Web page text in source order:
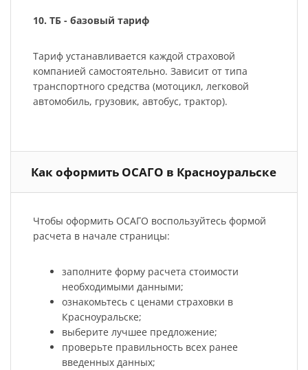
10. ТБ - базовый тариф
Тариф устанавливается каждой страховой
компанией самостоятельно. Зависит от типа
транспортного средства (мотоцикл, легковой
автомобиль, грузовик, автобус, трактор).
Как оформить ОСАГО в Красноуральске
Чтобы оформить ОСАГО воспользуйтесь формой
расчета в начале страницы:
заполните форму расчета стоимости
необходимыми данными;
ознакомьтесь с ценами страховки в
Красноуральске;
выберите лучшее предложение;
проверьте правильность всех ранее
введенных данных;